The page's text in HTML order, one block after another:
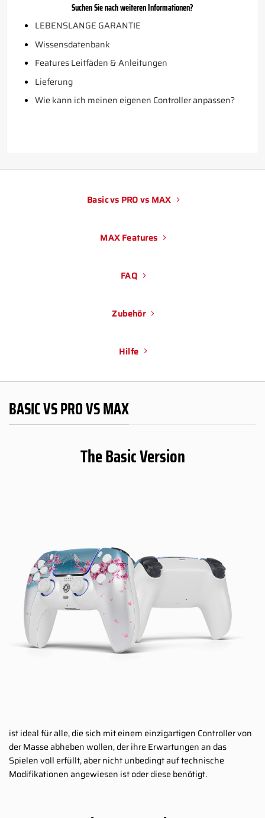
Suchen Sie nach weiteren Informationen?
LEBENSLANGE GARANTIE
Wissensdatenbank
Features Leitfäden & Anleitungen
Lieferung
Wie kann ich meinen eigenen Controller anpassen?
Basic vs PRO vs MAX
MAX Features
FAQ
Zubehör
Hilfe
BASIC VS PRO VS MAX
The Basic Version
ist ideal für alle, die sich mit einem einzigartigen Controller von
der Masse abheben wollen, der ihre Erwartungen an das
Spielen voll erfüllt, aber nicht unbedingt auf technische
Modifikationen angewiesen ist oder diese benötigt.